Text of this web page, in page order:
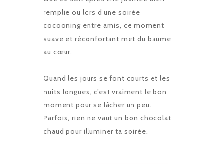
remplie ou lors d’une soirée
cocooning entre amis, ce moment
suave et réconfortant met du baume
au cœur.
Quand les jours se font courts et les
nuits longues, c’est vraiment le bon
moment pour se lâcher un peu.
Parfois, rien ne vaut un bon chocolat
chaud pour illuminer ta soirée.